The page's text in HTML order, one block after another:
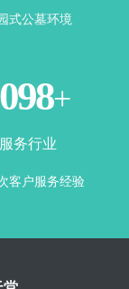
式公墓环境
+
服务行业
客户服务经验